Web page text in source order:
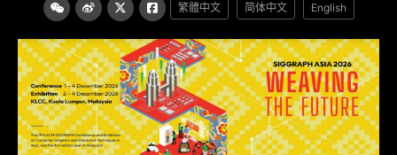
繁體中文 简体中文 English